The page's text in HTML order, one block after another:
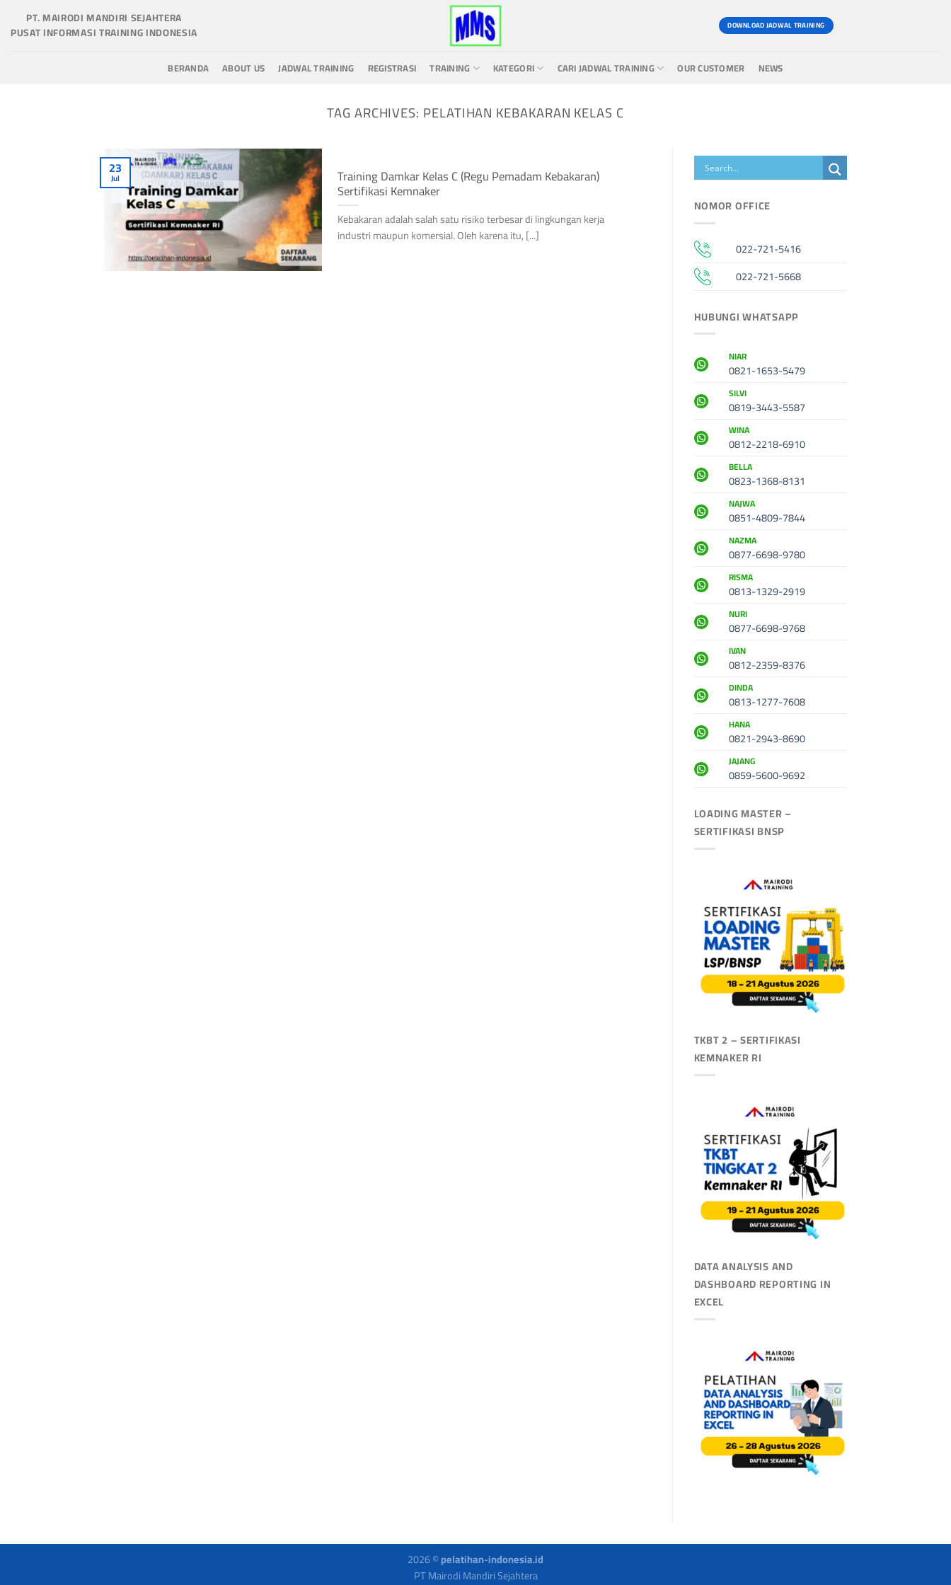
PT. MAIRODI MANDIRI SEJAHTERA
PUSAT INFORMASI TRAINING INDONESIA
DOWNLOAD JADWAL TRAINING
BERANDA ABOUT US JADWAL TRAINING REGISTRASI TRAINING KATEGORI CARI JADWAL TRAINING OUR CUSTOMER NEWS
TAG ARCHIVES: PELATIHAN KEBAKARAN KELAS C
Training Damkar Kelas C (Regu Pemadam Kebakaran)
Sertifikasi Kemnaker
Kebakaran adalah salah satu risiko terbesar di lingkungan kerja
industri maupun komersial. Oleh karena itu, [...]
23
Jul
NOMOR OFFICE
022-721-5416
022-721-5668
HUBUNGI WHATSAPP
NIAR
0821-1653-5479
SILVI
0819-3443-5587
WINA
0812-2218-6910
BELLA
0823-1368-8131
NAJWA
0851-4809-7844
NAZMA
0877-6698-9780
RISMA
0813-1329-2919
NURI
0877-6698-9768
IVAN
0812-2359-8376
DINDA
0813-1277-7608
HANA
0821-2943-8690
JAJANG
0859-5600-9692
LOADING MASTER –
SERTIFIKASI BNSP
TKBT 2 – SERTIFIKASI
KEMNAKER RI
DATA ANALYSIS AND
DASHBOARD REPORTING IN
EXCEL
2026 ©pelatihan-indonesia.id
PT Mairodi Mandiri Sejahtera